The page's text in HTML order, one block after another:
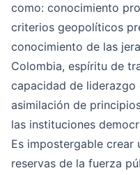
como: conocimiento
criterios geopolíticos
conocimiento de las
Colombia, espíritu de
capacidad de liderazgo
asimilación de
las instituciones
Es impostergable
reservas de la fuerza